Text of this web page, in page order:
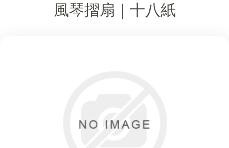
風琴摺扇｜十八紙